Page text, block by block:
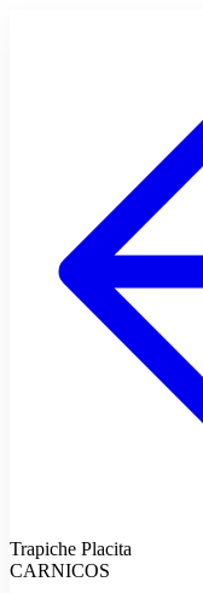
Trapiche Placita
CARNICOS